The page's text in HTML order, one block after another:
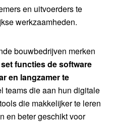
en uitvoerders te
werkzaamheden.
bouwbedrijven merken
functies de software
en langzamer te
teams die aan hun digitale
die makkelijker te leren
en beter geschikt voor